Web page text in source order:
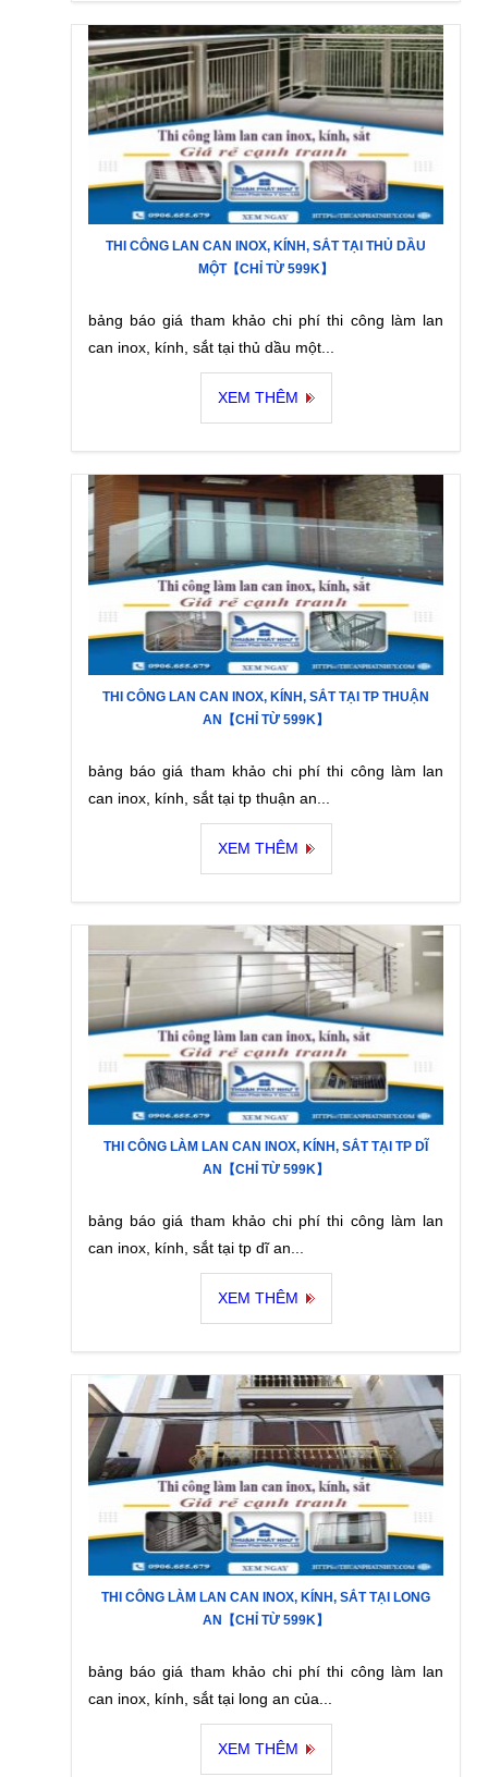
THI CÔNG LAN CAN INOX, KÍNH, SẮT TẠI THỦ DẦU
MỘT【CHỈ TỪ 599K】
bảng báo giá tham khảo chi phí thi công làm lan
can inox, kính, sắt tại thủ dầu một...
XEM THÊM
THI CÔNG LAN CAN INOX, KÍNH, SẮT TẠI TP THUẬN
AN【CHỈ TỪ 599K】
bảng báo giá tham khảo chi phí thi công làm lan
can inox, kính, sắt tại tp thuận an...
XEM THÊM
THI CÔNG LÀM LAN CAN INOX, KÍNH, SẮT TẠI TP DĨ
AN【CHỈ TỪ 599K】
bảng báo giá tham khảo chi phí thi công làm lan
can inox, kính, sắt tại tp dĩ an...
XEM THÊM
THI CÔNG LÀM LAN CAN INOX, KÍNH, SẮT TẠI LONG
AN【CHỈ TỪ 599K】
bảng báo giá tham khảo chi phí thi công làm lan
can inox, kính, sắt tại long an của...
XEM THÊM